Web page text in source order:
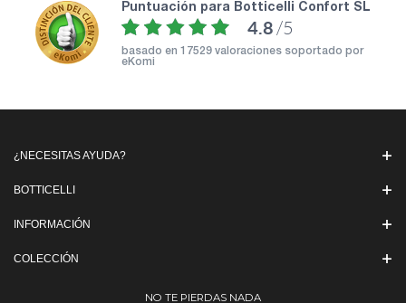
puntuación para Botticelli Confort SL
4.8 /5
basado en 17529 valoraciones soportado por
eKomi
¿NECESITAS AYUDA?
BOTTICELLI
INFORMACIÓN
COLECCIÓN
NO TE PIERDAS NADA